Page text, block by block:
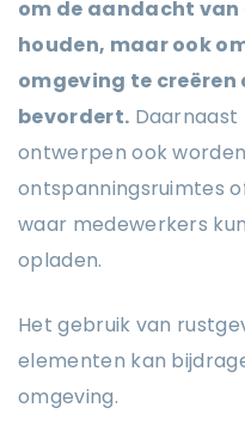
om de aandacht
houden, maar ook
omgeving te creëren
bevordert. Daarnaast
ontwerpen ook
ontspanningsruimtes
waar medewerkers
opladen.
Het gebruik van
elementen kan
omgeving.